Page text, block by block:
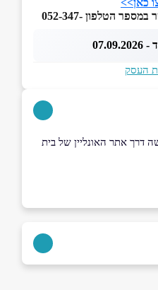
כאן>>
לשירות הלקוחות יש ליצור קשר במספר הטלפון 052-347-
העסק
דרך אתר האונליין של בית